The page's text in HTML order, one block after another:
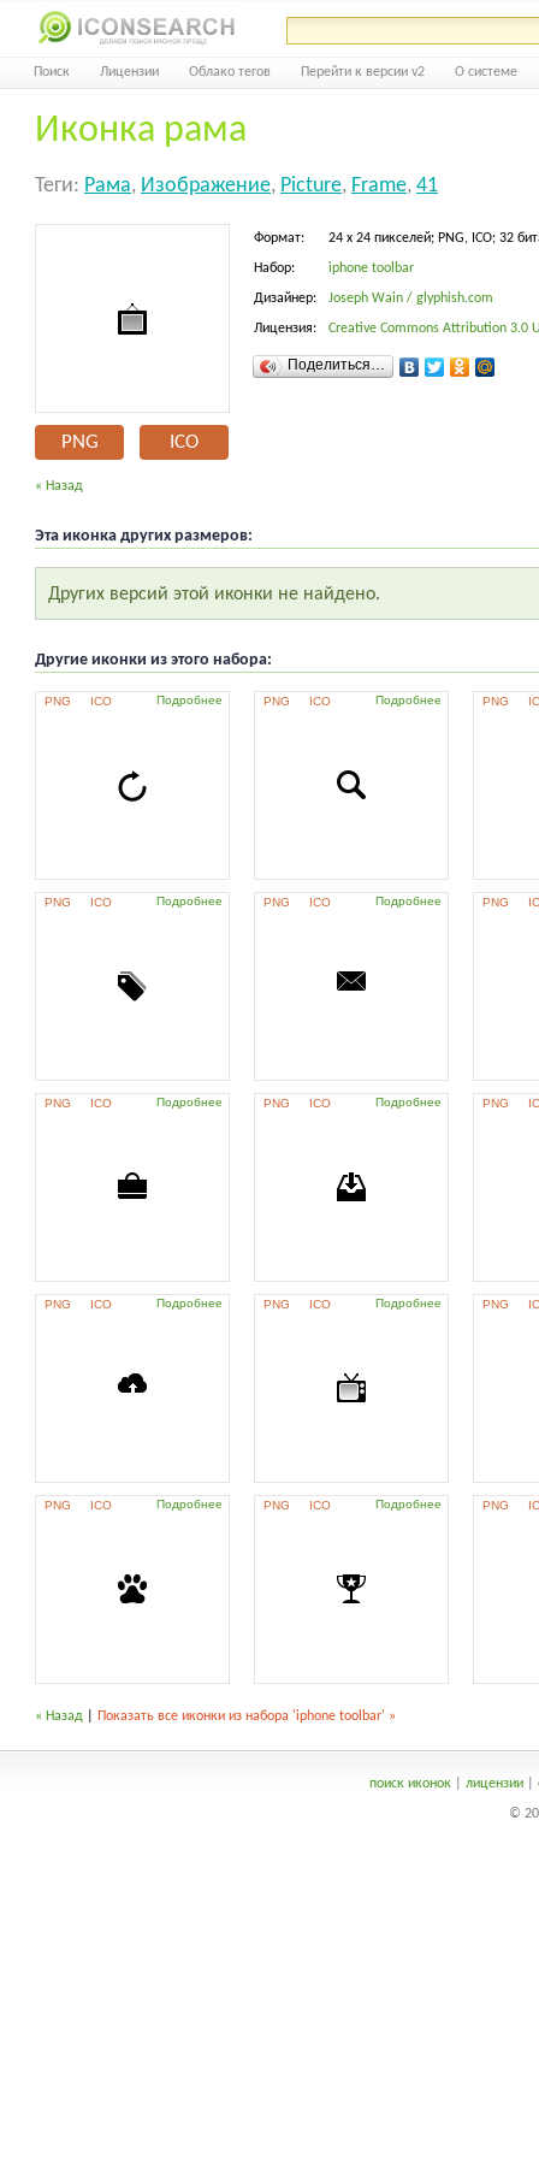
Поиск Лицензии Облако тегов Перейти к версии v2 О системе
Иконка рама
Теги: Рама, Изображение, Picture, Frame, 41
PNG ICO
Формат: 24 x 24 пикселей; PNG, ICO; 32
Набор: iphone toolbar
Дизайнер: Joseph Wain / glyphish.com
Лицензия: Creative Commons Attribution 3.0
Поделиться…
« Назад
Эта иконка других размеров:
Других версий этой иконки не найдено.
Другие иконки из этого набора:
PNG ICO Подробнее PNG ICO Подробнее PNG
PNG ICO Подробнее PNG ICO Подробнее PNG
PNG ICO Подробнее PNG ICO Подробнее PNG
PNG ICO Подробнее PNG ICO Подробнее PNG
PNG ICO Подробнее PNG ICO Подробнее PNG
« Назад Показать все иконки из набора 'iphone toolbar' »
поиск иконок| лицензии|
©